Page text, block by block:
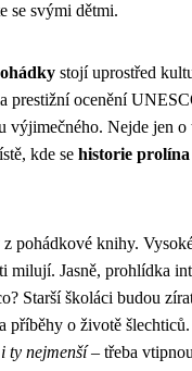
se svými dětmi.
stojí uprostřed
prestižní ocenění
výjimečného. Nejde jen o
kde se historie
pohádkové knihy.
milují. Jasně, prohlídka
Starší školáci budou
příběhy o životě
ty nejmenší– třeba